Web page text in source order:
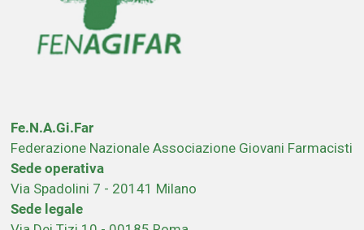
Fe.N.A.Gi.Far
Federazione Nazionale Associazione Giovani Farmacisti
Sede operativa
Via Spadolini 7 - 20141 Milano
Sede legale